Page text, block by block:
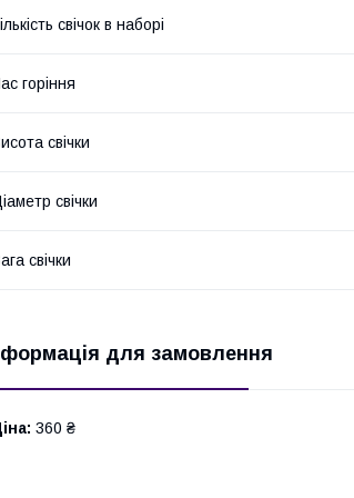
свічок в наборі
горіння
свічки
свічки
свічки
для замовлення
360 ₴